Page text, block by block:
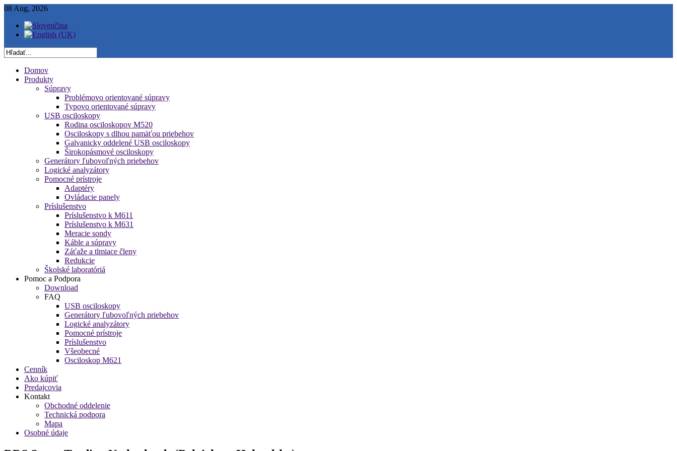
08 Aug, 2026
Domov
Produkty
Súpravy
Problémovo orientované súpravy
Typovo orientované súpravy
USB osciloskopy
Rodina osciloskopov M520
Osciloskopy s dlhou pamäťou priebehov
Galvanicky oddelené USB osciloskopy
Širokopásmové osciloskopy
Generátory ľubovoľných priebehov
Logické analyzátory
Pomocné prístroje
Adaptéry
Ovládacie panely
Príslušenstvo
Príslušenstvo k M611
Príslušenstvo k M631
Meracie sondy
Káble a súpravy
Záťaže a tlmiace členy
Redukcie
Školské laboratóriá
Pomoc a Podpora
Download
FAQ
USB osciloskopy
Generátory ľubovoľných priebehov
Logické analyzátory
Pomocné prístroje
Príslušenstvo
Všeobecné
Osciloskop M621
Cenník
Ako kúpiť
Predajcovia
Kontakt
Obchodné oddelenie
Technická podpora
Mapa
Osobné údaje